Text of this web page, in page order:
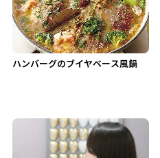
ハンバーグのブイヤベース風鍋